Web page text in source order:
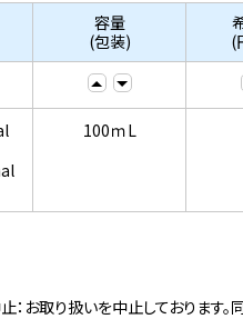
容量
(包装)
(
100ｍL
取り扱いを中止しております。